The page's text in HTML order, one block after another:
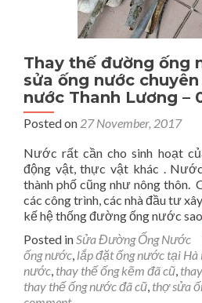
Thay thế đường ống
sửa ống nước
nước Thanh Lương –
Posted on 27 November, 2017
Nước rất cần cho sinh hoạt
động vật, thực vật khác .
thành phố cũng như nông thôn.
các công trình, các nhà đầu tư
kế hệ thống đường ống nước sao
Posted inSửa Đường Ống Nước
ống nước, lắp đặt ống nước tại Hà
nước, thay thế ống kẽm đã cũ,
thay thế ống nước đã cũ, thợ sửa